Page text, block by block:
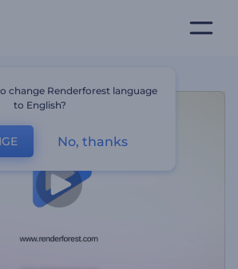
change Renderforest language
to English?
No, thanks